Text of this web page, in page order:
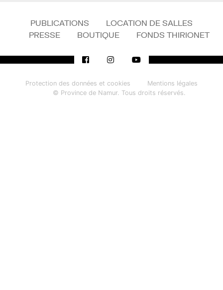
PUBLICATIONS
LOCATION DE SALLES
PRESSE
BOUTIQUE FONDS THIRIONET
Protection des données et cookies
Mentions légales
© Province de Namur. Tous droits réservés.